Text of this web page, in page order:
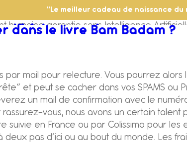
l’IA ?garantie sans Intelligence
faire ?
(hors week-end-end et jours fériés). Si
Promotions. Le mail s’y cache très
l’impression ?
par mail pour relecture. Vous pourrez
et peut se cacher dans vos SPAMS ou
que faire ?
un mail de confirmation avec le
vous, nous avons un certain talent
vous appel ?
suivie en France ou par Colissimo pour
deux pas d’ici ou au bout du monde. Les
de validité ?
l’utiliser ?
? sur mesure ?
avant de le
l’histoire de mon enfant ?
?un livre ?
classique, ce livre est-
atypique, pouvez-vous
qu’un album jeunesse en
dans le livre Bam Badam ?
"Le meilleur cadeau de naissance du